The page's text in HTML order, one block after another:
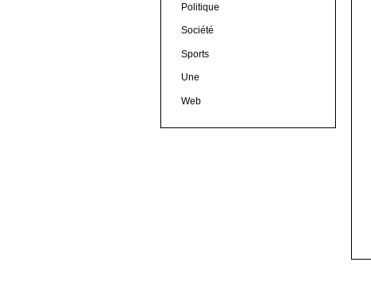
Politique
Société
Sports
Une
Web